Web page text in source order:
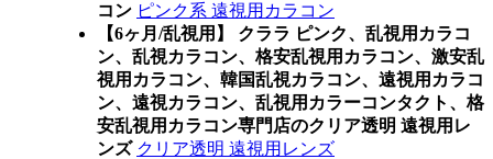
コン ピンク系 遠視用カラコン
【6ヶ月/乱視用】 クララ ピンク、乱視用カラコ
ン、乱視カラコン、格安乱視用カラコン、激安乱
視用カラコン、韓国乱視カラコン、遠視用カラコ
ン、遠視カラコン、乱視用カラーコンタクト、格
安乱視用カラコン専門店のクリア透明 遠視用レ
ンズ クリア透明 遠視用レンズ